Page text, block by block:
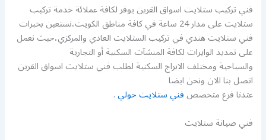
فني تركيب ستلايت اسواق القرين يوفر لكافة عملائة خدمة تركيب
ستلايت على مدار 24 ساعة في كافة مناطق الكويت،نستعين بخبرات
فني ستلايت هندي في تركيب الستلايت العادي والمركزي،حيث نعمل
على تمديد الوايرات لكافة المنشآت السكنية أو التجارية
والسياحية ومختلف الابراج السكنية لطلب فني ستلايت اسواق القرين
اتصل بنا الان ونحن ايضا
عتدنا فرع متخصصفني ستلايت حولي.
فني صيانة ستلايت